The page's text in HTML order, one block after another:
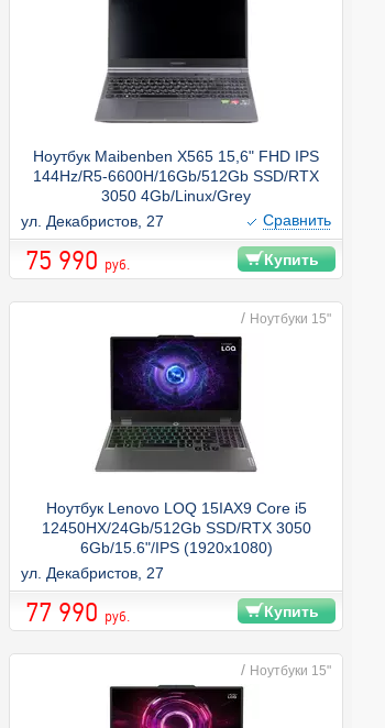
Ноутбук Maibenben X565 15,6" FHD IPS
144Hz/R5-6600H/16Gb/512Gb SSD/RTX
3050 4Gb/Linux/Grey
ул. Декабристов, 27
Cравнить
75 990 руб. Купить
/ Ноутбуки 15"
Ноутбук Lenovo LOQ 15IAX9 Core i5
12450HX/24Gb/512Gb SSD/RTX 3050
6Gb/15.6"/IPS (1920x1080)
144Hz/WiFi/BT/DOS/Luna Grey
ул. Декабристов, 27
77 990 руб. Купить
/ Ноутбуки 15"